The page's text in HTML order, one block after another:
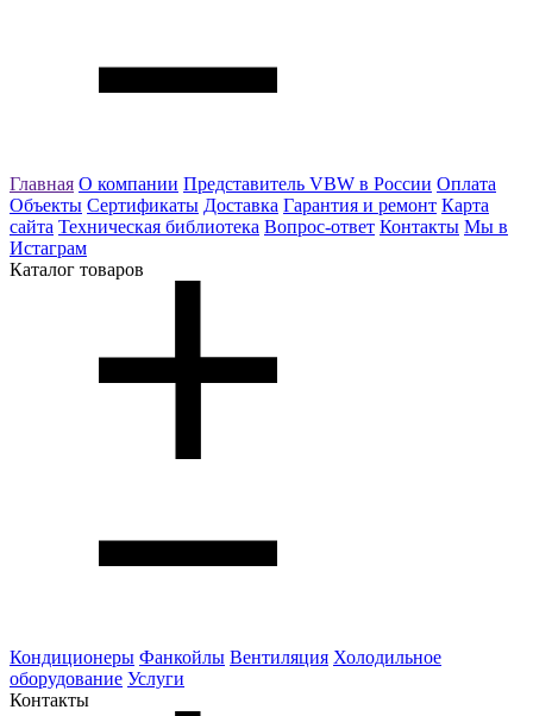
Главная О компании Представитель VBW в России Оплата
Объекты Сертификаты Доставка Гарантия и ремонт Карта
сайта Техническая библиотека Вопрос-ответ Контакты Мы в
Истаграм
Каталог товаров
Кондиционеры Фанкойлы Вентиляция Холодильное
оборудование Услуги
Контакты